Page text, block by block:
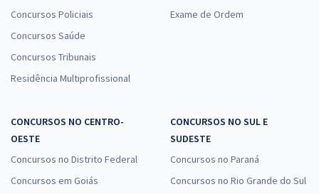
Concursos Policiais
Concursos Saúde
Concursos Tribunais
Residência Multiprofissional
Exame de Ordem
CONCURSOS NO CENTRO-
OESTE
Concursos no Distrito Federal
Concursos em Goiás
CONCURSOS NO SUL E
SUDESTE
Concursos no Paraná
Concursos no Rio Grande do Sul